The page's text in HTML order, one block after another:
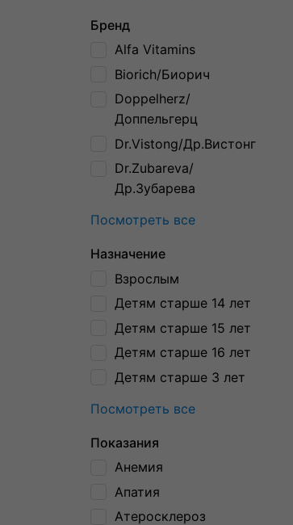
Бренд
Alfa Vitamins
Biorich/Биорич
Doppelherz/
Доппельгерц
Dr.Vistong/Др.Вистонг
Dr.Zubareva/
Др.Зубарева
Посмотреть все
Назначение
Взрослым
Детям старше 14 лет
Детям старше 15 лет
Детям старше 16 лет
Детям старше 3 лет
Посмотреть все
Показания
Анемия
Апатия
Атеросклероз